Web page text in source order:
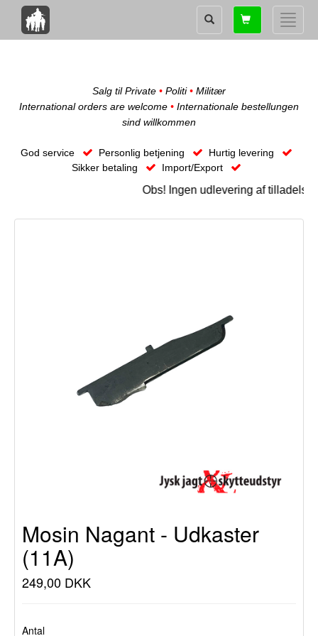
Toggle
Shopping
card
Salg til Private • Politi• Militær
International orders are welcome • Internationale bestellungen
sind willkommen
God service Personlig betjening
Hurtig levering
Sikker betaling
Import/Export
Obs! Ingen udlevering af
Mosin Nagant - Udkaster
(11A)
249,00 DKK
Antal